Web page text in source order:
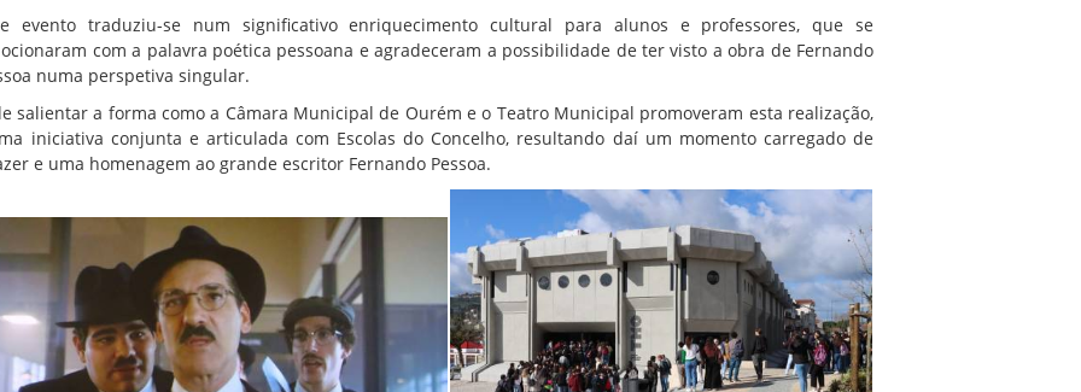
evento traduziu-se num significativo enriquecimento cultural para alunos e professores, que se
com a palavra poética pessoana e agradeceram a possibilidade de ter visto a obra de Fernando
numa perspetiva singular.
salientar a forma como a Câmara Municipal de Ourém e o Teatro Municipal promoveram esta realização,
iniciativa conjunta e articulada com Escolas do Concelho, resultando daí um momento carregado de
e uma homenagem ao grande escritor Fernando Pessoa.